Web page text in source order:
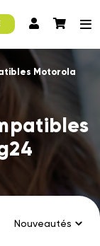
Motorola